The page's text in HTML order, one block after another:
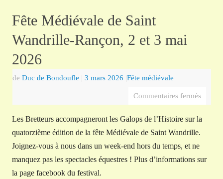
Fête Médiévale de Saint
Wandrille-Rançon, 2 et 3 mai
2026
deDuc de Bondoufle | 3 mars 2026 |Fête médiévale
Commentaires fermés
Les Bretteurs accompagneront les Galops de l’Histoire sur la
quatorzième édition de la fête Médiévale de Saint Wandrille.
Joignez-vous à nous dans un week-end hors du temps, et ne
manquez pas les spectacles équestres ! Plus d’informations sur
la page facebook du festival.